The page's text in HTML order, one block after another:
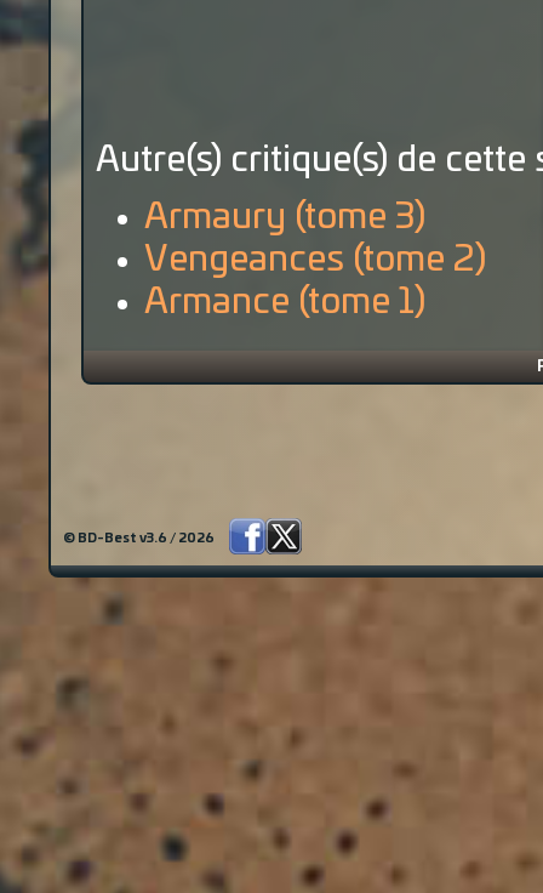
Autre(s) critique(s) de cette
Armaury (tome 3)
Vengeances (tome 2)
Armance (tome 1)
© BD-Best v3.6 / 2026